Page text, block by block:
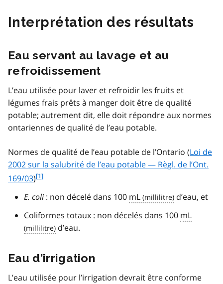
Interprétation des résultats
Eau servant au lavage et au
refroidissement
L’eau utilisée pour laver et refroidir les fruits et
légumes frais prêts à manger doit être de qualité
potable; autrement dit, elle doit répondre aux normes
ontariennes de qualité de l’eau potable.
Normes de qualité de l’eau potable de l’Ontario (Loi de
2002 sur la salubrité de l’eau potable — Règl. de l’Ont.
169/03)f
o
n
o
1
[1]
E. coli: non décelé dans 100 mL
d’eau, et
Coliformes totaux : non décelés dans 100 mL
d’eau.
Eau d’irrigation
L’eau utilisée pour l’irrigation devrait être conforme